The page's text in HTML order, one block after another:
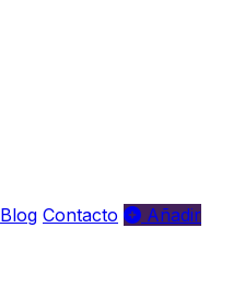
Blog Contacto
Añadir